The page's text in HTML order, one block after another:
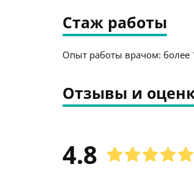
Стаж работы
Опыт работы врачом: более
Отзывы и
4.8